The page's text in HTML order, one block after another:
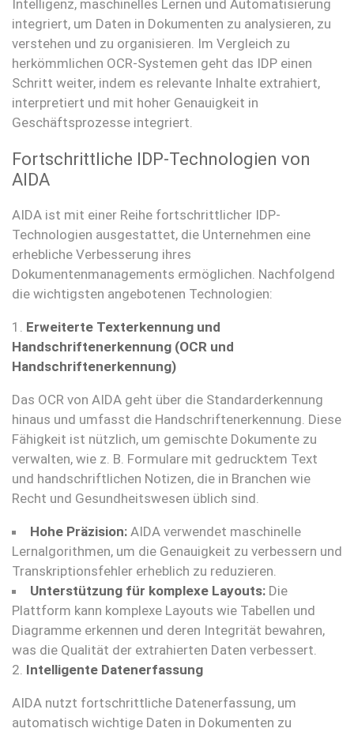
Intelligenz, maschinelles Lernen und Automatisierung
integriert, um Daten in Dokumenten zu analysieren, zu
verstehen und zu organisieren. Im Vergleich zu
herkömmlichen OCR-Systemen geht das IDP einen
Schritt weiter, indem es relevante Inhalte extrahiert,
interpretiert und mit hoher Genauigkeit in
Geschäftsprozesse integriert.
Fortschrittliche IDP-Technologien von
AIDA
AIDA ist mit einer Reihe fortschrittlicher IDP-
Technologien ausgestattet, die Unternehmen eine
erhebliche Verbesserung ihres
Dokumentenmanagements ermöglichen. Nachfolgend
die wichtigsten angebotenen Technologien:
1. Erweiterte Texterkennung und
Handschriftenerkennung (OCR und
Handschriftenerkennung)
Das OCR von AIDA geht über die Standarderkennung
hinaus und umfasst die Handschriftenerkennung. Diese
Fähigkeit ist nützlich, um gemischte Dokumente zu
verwalten, wie z. B. Formulare mit gedrucktem Text
und handschriftlichen Notizen, die in Branchen wie
Recht und Gesundheitswesen üblich sind.
Hohe Präzision: AIDA verwendet maschinelle
Lernalgorithmen, um die Genauigkeit zu verbessern und
Transkriptionsfehler erheblich zu reduzieren.
Unterstützung für komplexe Layouts: Die
Plattform kann komplexe Layouts wie Tabellen und
Diagramme erkennen und deren Integrität bewahren,
was die Qualität der extrahierten Daten verbessert.
2. Intelligente Datenerfassung
AIDA nutzt fortschrittliche Datenerfassung, um
automatisch wichtige Daten in Dokumenten zu